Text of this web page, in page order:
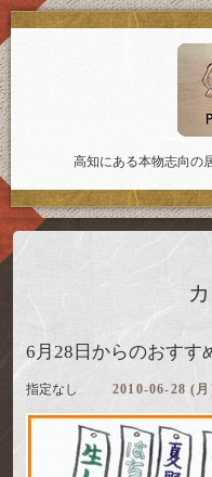
高知にある本物志向の
6月28日からのおすす
指定なし 2010-06-28 (